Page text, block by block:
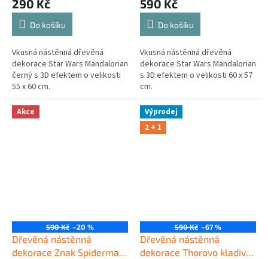
290 Kč
Do košíku
Vkusná nástěnná dřevěná
dekorace Star Wars Mandalorian
černý s 3D efektem o velikosti
55 x 60 cm.
590 Kč
Do košíku
Vkusná nástěnná dřevěná
dekorace Star Wars Mandalorian
s 3D efektem o velikosti 60 x 57
cm.
Akce
590 Kč –20 %
Dřevěná nástěnná
dekorace Znak Spiderman
Výprodej
2 + 1
590 Kč –67 %
Dřevěná nástěnná
dekorace Thorovo kladivo